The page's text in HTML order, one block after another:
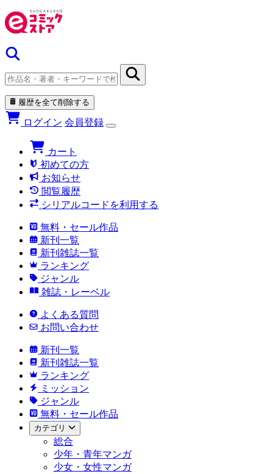
履歴を全て削除する
ログイン 会員登録
カート
初めての方
お知らせ
閲覧履歴
シリアルコードを利用する
無料・セール作品
新刊一覧
新刊雑誌一覧
ランキング
ジャンル
雑誌・レーベル
よくある質問
お問い合わせ
新刊一覧
新刊雑誌一覧
ランキング
ミッション
ジャンル
無料・セール作品
カテゴリ
総合
少年・青年マンガ
少女・女性マンガ